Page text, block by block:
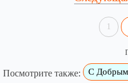
1
Посмотрите также: С